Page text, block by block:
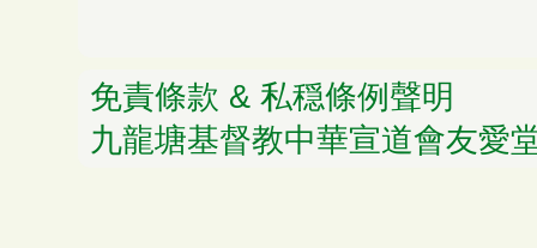
免責條款 & 私穏條例聲明
九龍塘基督教中華宣道會友愛